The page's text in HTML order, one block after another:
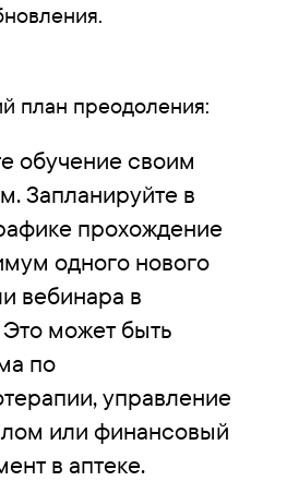
план преодоления:
обучение своим
Запланируйте в
прохождение
одного нового
вебинара в
Это может быть
по
управление
или финансовый
в аптеке.